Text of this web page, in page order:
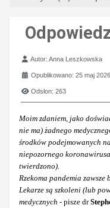
Szczegóły
Autor:Anna Leszkowska
Opublikowano: 25 maj 2026
Odsłon: 263
Moim zdaniem, jako
nie ma) żadnego
środków podejmowanych
niepozornego
twierdzono).
Rzekoma pandemia zawsze
Lekarze są szkoleni (lub
medycznych - pisze dr